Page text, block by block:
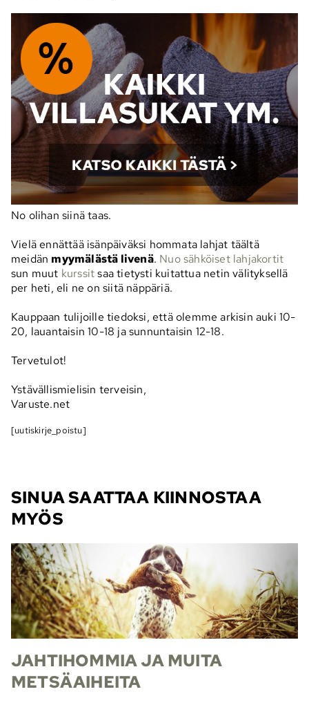
No olihan siinä taas.
Vielä ennättää isänpäiväksi hommata lahjat täältä
meidän myymälästä livenä. Nuo sähköiset lahjakortit
sun muut kurssitsaa tietysti kuitattua netin välityksellä
per heti, eli ne on siitä näppäriä.
Kauppaan tulijoille tiedoksi, että olemme arkisin auki 10-
20, lauantaisin 10-18 ja sunnuntaisin 12-18.
Tervetulot!
Ystävällismielisin terveisin,
Varuste.net
[uutiskirje_poistu]
SINUA SAATTAA KIINNOSTAA
MYÖS
JAHTIHOMMIA JA MUITA
METSÄAIHEITA